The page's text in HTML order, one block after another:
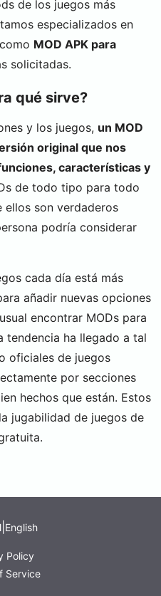
de los juegos más
especializados en
MOD APK para
solicitadas.
qué sirve?
y los juegos, un MOD
original que nos
características y
de todo tipo para todo
ellos son verdaderos
podría considerar
cada día está más
añadir nuevas opciones
encontrar MODs para
tendencia ha llegado a tal
oficiales de juegos
por secciones
hechos que están. Estos
jugabilidad de juegos de
English
Policy
Service